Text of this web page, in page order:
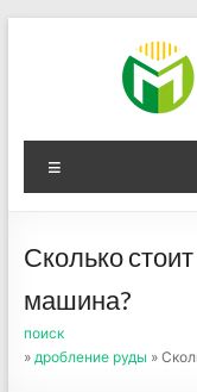
Сколько
машина?
поиск
» дробление руды »